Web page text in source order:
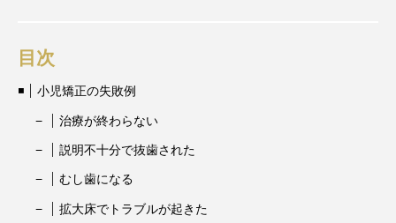
目次
小児矯正の失敗例
治療が終わらない
説明不十分で抜歯された
むし歯になる
拡大床でトラブルが起きた